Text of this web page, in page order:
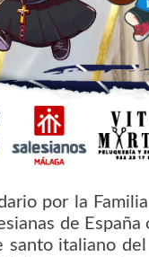
por la
de
italiano